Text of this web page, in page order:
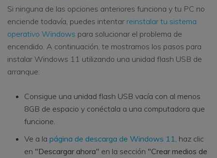
Si ninguna de las opciones anteriores funciona y tu PC no
enciende todavía, puedes intentar reinstalar tu sistema
operativo Windows para solucionar el problema de
encendido. A continuación, te mostramos los pasos para
instalar Windows 11 utilizando una unidad flash USB de
arranque:
Consigue una unidad flash USB vacía con al menos
8GB de espacio y conéctala a una computadora que
funcione.
Ve a la página de descarga de Windows 11 , haz clic
en "Descargar ahora" en la sección "Crear medios de